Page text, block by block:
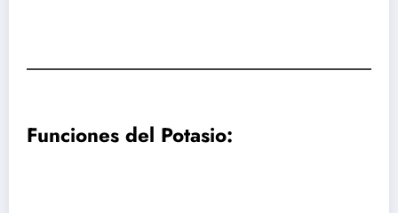
Funciones del Potasio: